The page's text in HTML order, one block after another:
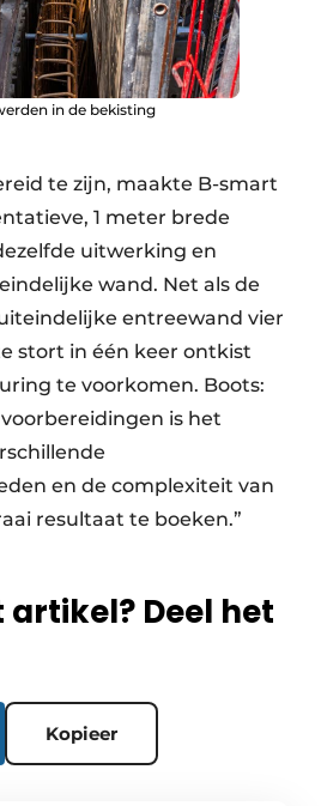
in de bekisting
te zijn, maakte B-smart
1 meter brede
uitwerking en
wand. Net als de
entreewand vier
stort in één keer ontkist
te voorkomen. Boots:
is het
en de complexiteit van
resultaat te boeken.”
Deel het
Kopieer